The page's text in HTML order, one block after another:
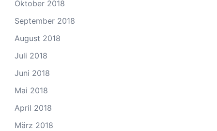
Oktober 2018
September 2018
August 2018
Juli 2018
Juni 2018
Mai 2018
April 2018
März 2018